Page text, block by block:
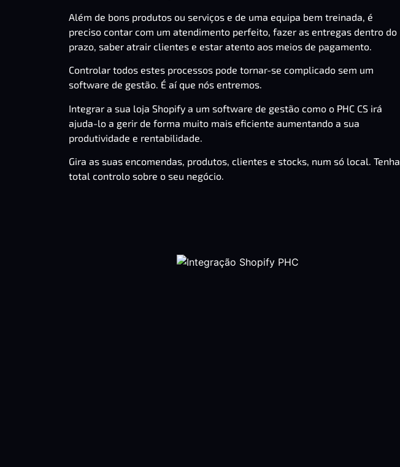
Além de bons produtos ou serviços e de uma equipa bem treinada, é
preciso contar com um atendimento perfeito, fazer as entregas dentro do
prazo, saber atrair clientes e estar atento aos meios de pagamento.
Controlar todos estes processos pode tornar-se complicado sem um
software de gestão. É aí que nós entremos.
Integrar a sua loja Shopify a um software de gestão como o PHC CS irá
ajuda-lo a gerir de forma muito mais eficiente aumentando a sua
produtividade e rentabilidade.
Gira as suas encomendas, produtos, clientes e stocks, num só local. Tenha
total controlo sobre o seu negócio.